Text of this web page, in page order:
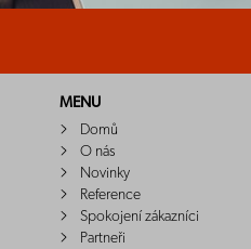
MENU
Domů
O nás
Novinky
Reference
Spokojení zákazníci
Partneři